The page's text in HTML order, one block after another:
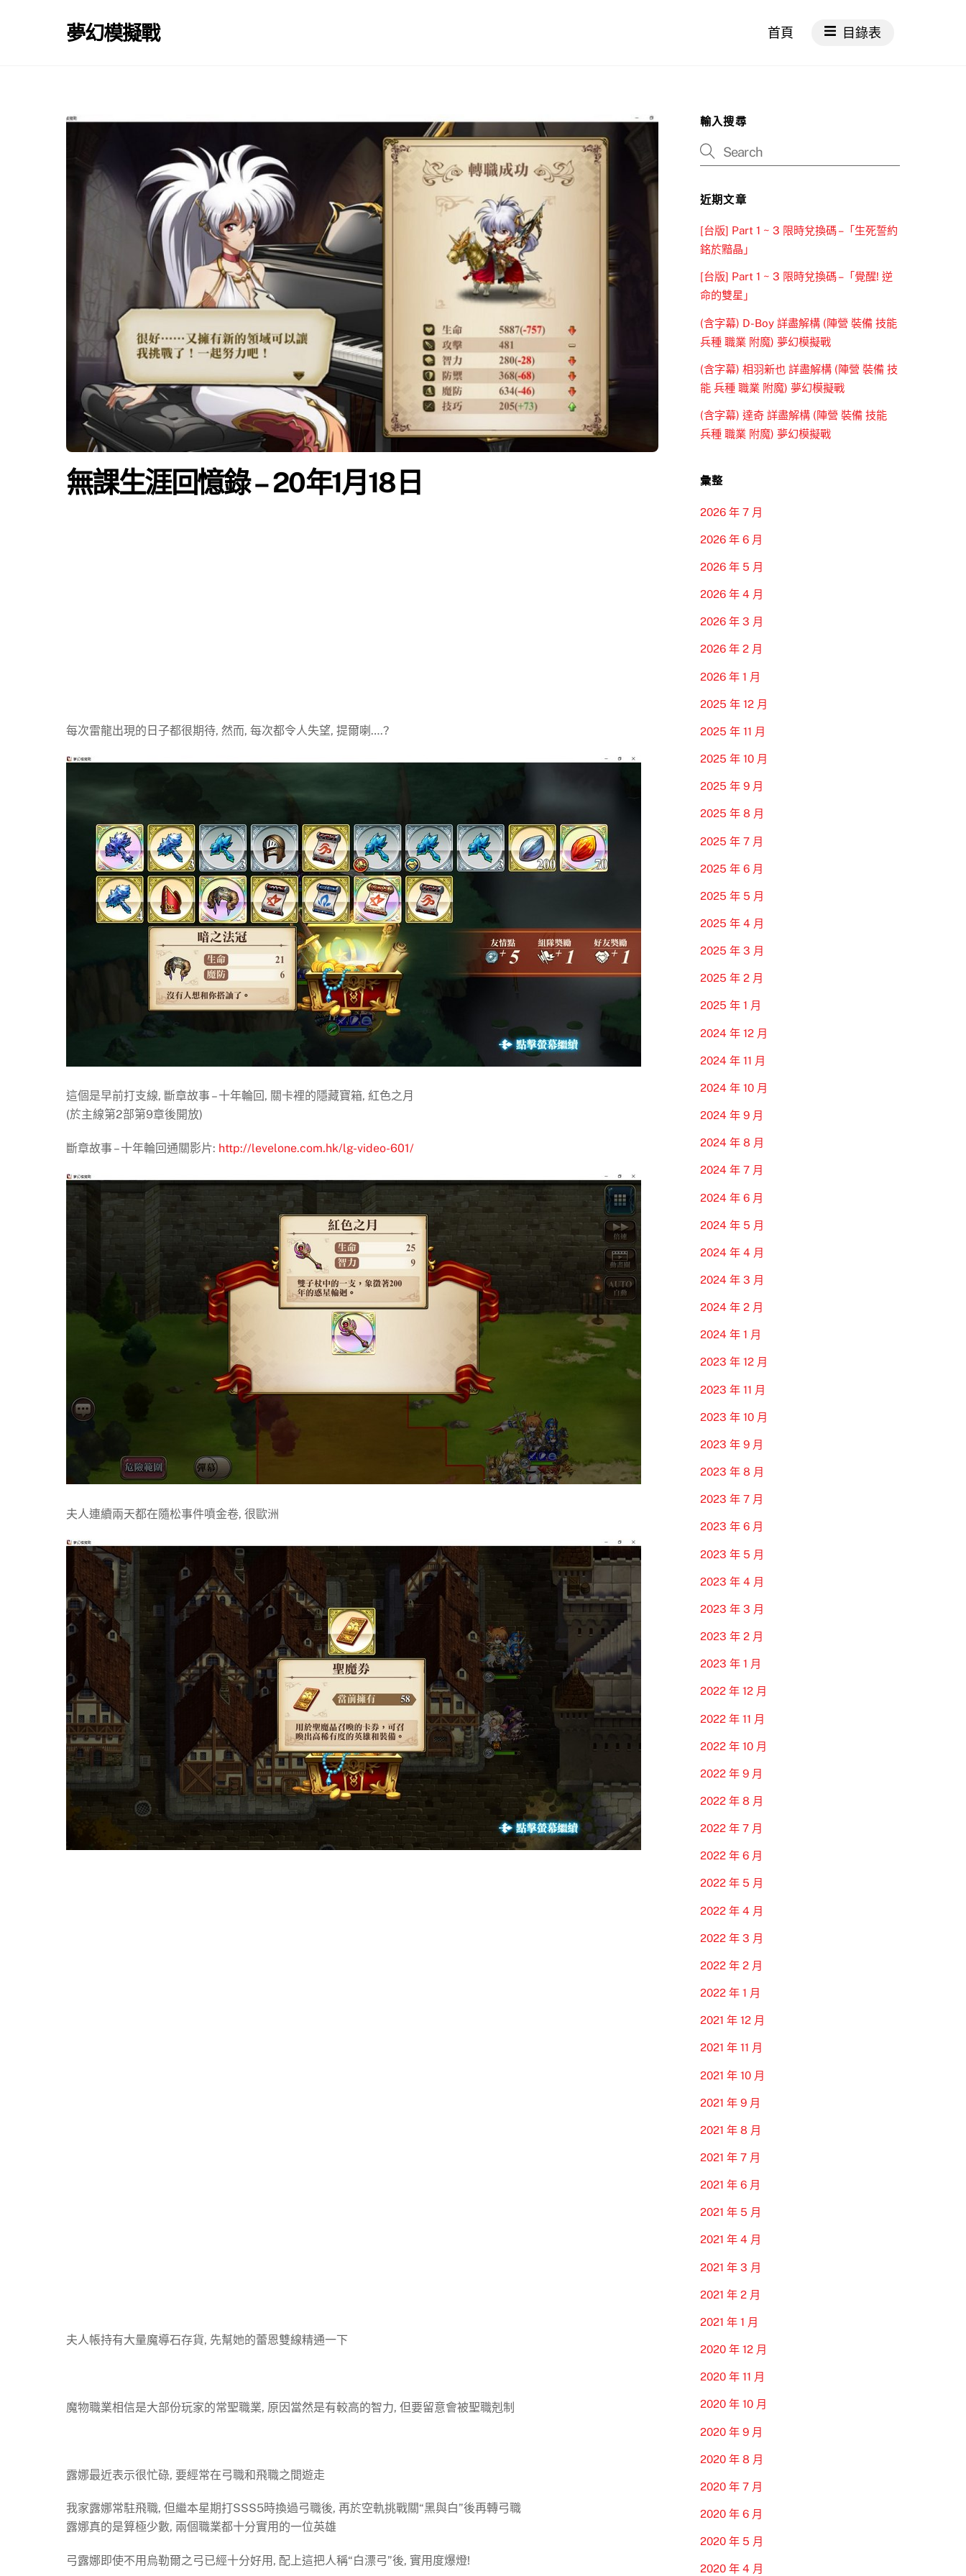
夢幻模擬戰 首頁 目錄表
無課生涯回憶錄 – 20年1月18日
每次雷龍出現的日子都很期待, 然而, 每次都令人失望, 提爾喇….?
這個是早前打支線, 斷章故事 – 十年輪回, 關卡裡的隱藏寶箱, 紅色之月
(於主線第2部第9章後開放)
斷章故事 – 十年輪回通關影片: http://levelone.com.hk/lg-video-601/
夫人連續兩天都在隨松事件噴金卷, 很歐洲
夫人帳持有大量魔導石存貨, 先幫她的蕾恩雙線精通一下
魔物職業相信是大部份玩家的常聖職業, 原因當然是有較高的智力, 但要留意會被聖職剋制
露娜最近表示很忙碌, 要經常在弓職和飛職之間遊走
我家露娜常駐飛職, 但繼本星期打SSS5時換過弓職後, 再於空軌挑戰關“黑與白”後再轉弓職
露娜真的是算極少數, 兩個職業都十分實用的一位英雄
弓露娜即使不用烏勒爾之弓已經十分好用, 配上這把人稱“白漂弓”後, 實用度爆燈!
輸入搜尋
近期文章
[台版] Part 1 ~ 3 限時兌換碼 –「生死誓約
銘於黯晶」
[台版] Part 1 ~ 3 限時兌換碼 –「覺醒! 逆
命的雙星」
(含字幕) D-Boy 詳盡解構 (陣營 裝備 技能
兵種 職業 附魔) 夢幻模擬戰
(含字幕) 相羽新也 詳盡解構 (陣營 裝備 技
能 兵種 職業 附魔) 夢幻模擬戰
(含字幕) 達奇 詳盡解構 (陣營 裝備 技能
兵種 職業 附魔) 夢幻模擬戰
彙整
2026 年 7 月
2026 年 6 月
2026 年 5 月
2026 年 4 月
2026 年 3 月
2026 年 2 月
2026 年 1 月
2025 年 12 月
2025 年 11 月
2025 年 10 月
2025 年 9 月
2025 年 8 月
2025 年 7 月
2025 年 6 月
2025 年 5 月
2025 年 4 月
2025 年 3 月
2025 年 2 月
2025 年 1 月
2024 年 12 月
2024 年 11 月
2024 年 10 月
2024 年 9 月
2024 年 8 月
2024 年 7 月
2024 年 6 月
2024 年 5 月
2024 年 4 月
2024 年 3 月
2024 年 2 月
2024 年 1 月
2023 年 12 月
2023 年 11 月
2023 年 10 月
2023 年 9 月
2023 年 8 月
2023 年 7 月
2023 年 6 月
2023 年 5 月
2023 年 4 月
2023 年 3 月
2023 年 2 月
2023 年 1 月
2022 年 12 月
2022 年 11 月
2022 年 10 月
2022 年 9 月
2022 年 8 月
2022 年 7 月
2022 年 6 月
2022 年 5 月
2022 年 4 月
2022 年 3 月
2022 年 2 月
2022 年 1 月
2021 年 12 月
2021 年 11 月
2021 年 10 月
2021 年 9 月
2021 年 8 月
2021 年 7 月
2021 年 6 月
2021 年 5 月
2021 年 4 月
2021 年 3 月
2021 年 2 月
2021 年 1 月
2020 年 12 月
2020 年 11 月
2020 年 10 月
2020 年 9 月
2020 年 8 月
2020 年 7 月
2020 年 6 月
2020 年 5 月
2020 年 4 月